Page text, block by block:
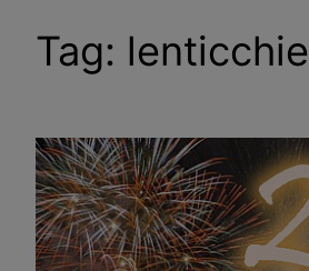
Tag: lenticchie